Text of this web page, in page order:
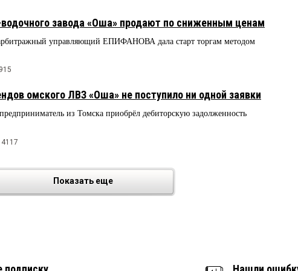
завода «Оша» продают по сниженным ценам
управляющий ЕПИФАНОВА дала старт торгам методом
омского ЛВЗ «Оша» не поступило ни одной заявки
из Томска приобрёл дебиторскую задолженность
4117
Показать еще